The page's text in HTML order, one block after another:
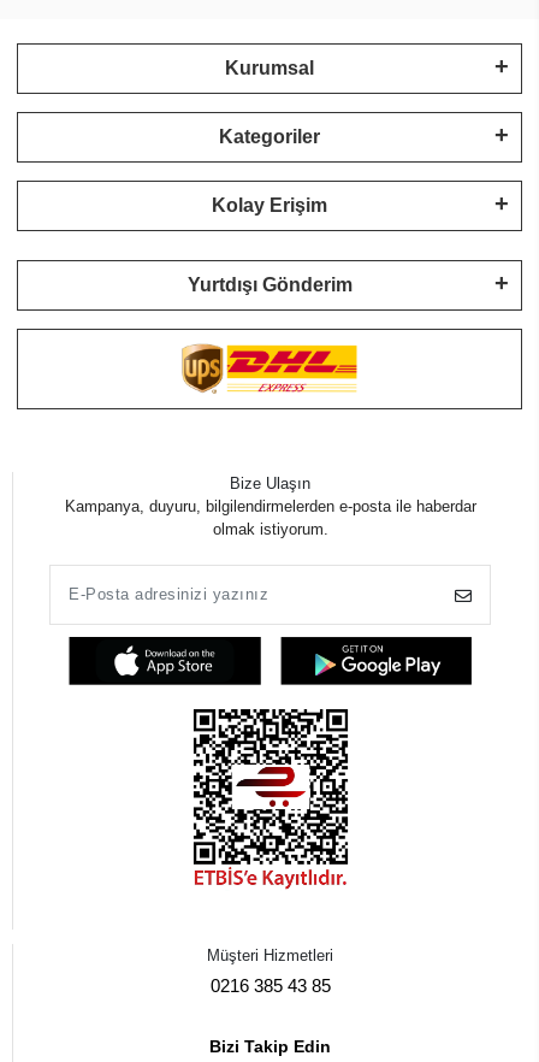
Kurumsal
Kategoriler
Kolay Erişim
Yurtdışı Gönderim
Bize Ulaşın
Kampanya, duyuru, bilgilendirmelerden e-posta ile haberdar
olmak istiyorum.
Müşteri Hizmetleri
0216 385 43 85
Bizi Takip Edin